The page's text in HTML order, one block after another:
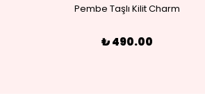
Pembe Taşlı Kilit Charm
₺ 490.00